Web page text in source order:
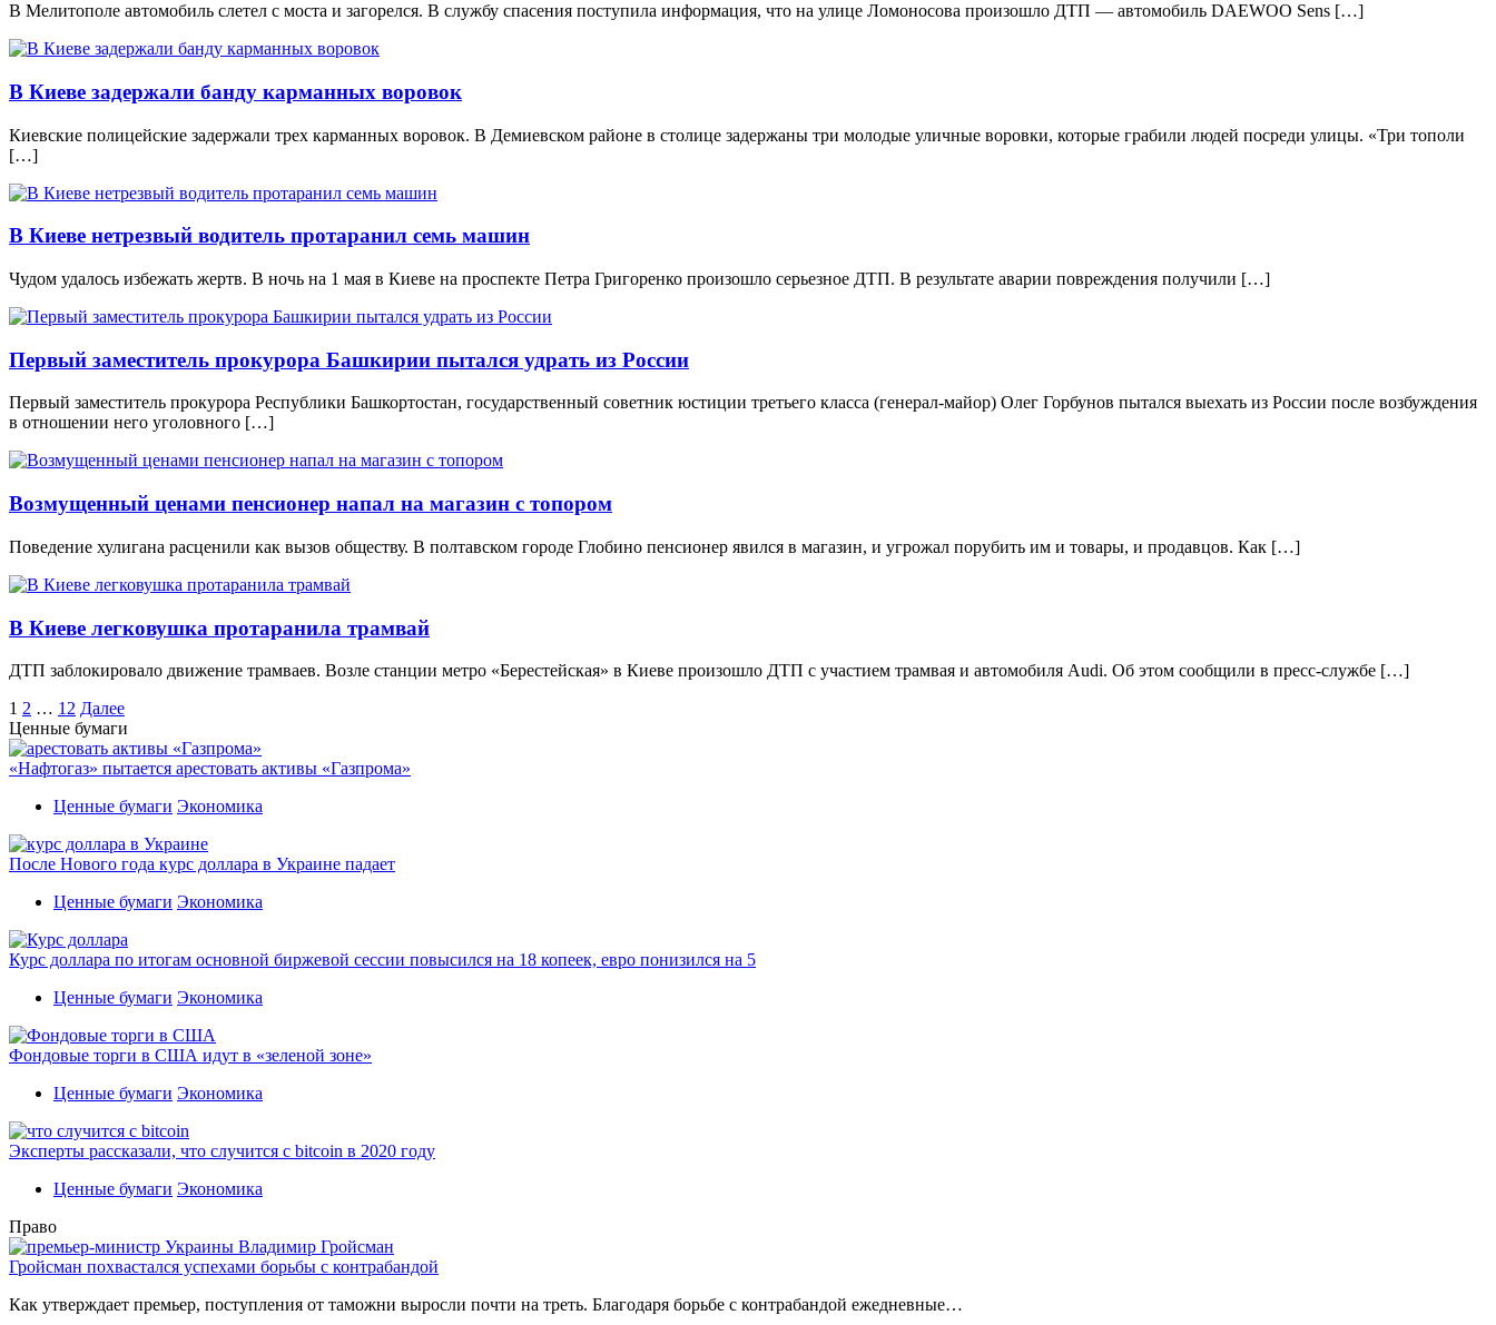
В Мелитополе автомобиль слетел с моста и загорелся. В службу спасения поступила информация, что на улице Ломоносова произошло ДТП — автомобиль DAEWOO Sens […]
В Киеве задержали банду карманных воровок
Киевские полицейские задержали трех карманных воровок. В Демиевском районе в столице задержаны три молодые уличные воровки, которые грабили людей посреди улицы. «Три тополи
[…]
В Киеве нетрезвый водитель протаранил семь машин
Чудом удалось избежать жертв. В ночь на 1 мая в Киеве на проспекте Петра Григоренко произошло серьезное ДТП. В результате аварии повреждения получили […]
Первый заместитель прокурора Башкирии пытался удрать из России
Первый заместитель прокурора Республики Башкортостан, государственный советник юстиции третьего класса (генерал-майор) Олег Горбунов пытался выехать из России после возбуждения
в отношении него уголовного […]
Возмущенный ценами пенсионер напал на магазин с топором
Поведение хулигана расценили как вызов обществу. В полтавском городе Глобино пенсионер явился в магазин, и угрожал порубить им и товары, и продавцов. Как […]
В Киеве легковушка протаранила трамвай
ДТП заблокировало движение трамваев. Возле станции метро «Берестейская» в Киеве произошло ДТП с участием трамвая и автомобиля Audi. Об этом сообщили в пресс-службе […]
Пагинация
записей
1 2 … 12 Далее
Ценные бумаги
«Нафтогаз» пытается арестовать активы «Газпрома»
Ценные бумаги Экономика
После Нового года курс доллара в Украине падает
Ценные бумаги Экономика
Курс доллара по итогам основной биржевой сессии повысился на 18 копеек, евро понизился на 5
Ценные бумаги Экономика
Фондовые торги в США идут в «зеленой зоне»
Ценные бумаги Экономика
Эксперты рассказали, что случится с bitcoin в 2020 году
Ценные бумаги Экономика
Право
Гройсман похвастался успехами борьбы с контрабандой
Как утверждает премьер, поступления от таможни выросли почти на треть. Благодаря борьбе с контрабандой ежедневные…